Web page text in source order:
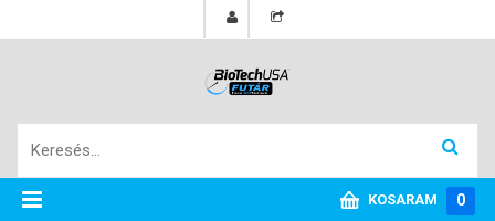
KOSARAM 0